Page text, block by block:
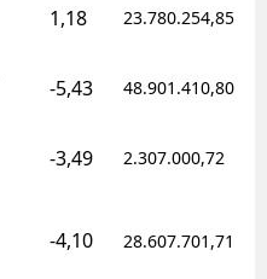
1,18 23.780.254,85
-5,43 48.901.410,80
-3,49 2.307.000,72
-4,10 28.607.701,71